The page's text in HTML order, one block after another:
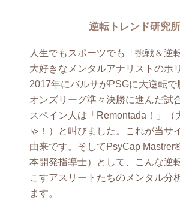
逆転トレンド研究所
人生でもスポーツでも「挑戦＆逆
大好きなメンタルアナリストのホ
2017年にバルサがPSGに大逆転で
オンズリーグ準々決勝に進んだ試
スペイン人は「Remontada！」（
ゃ！）と叫びました。これが当サ
由来です。そしてPsyCap
本開発指導士）として、こんな逆
こすアスリートたちのメンタル分
ます。